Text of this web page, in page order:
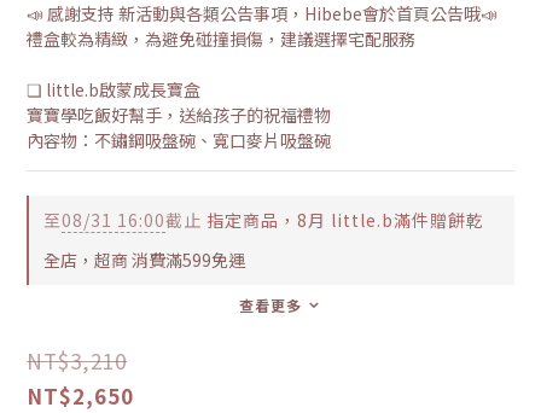
📣 感謝支持 新活動與各類公告事項，Hibebe會於首頁公告哦📣
禮盒較為精緻，為避免碰撞損傷，建議選擇宅配服務
❏ little.b啟蒙成長寶盒
寶寶學吃飯好幫手，送給孩子的祝福禮物
內容物：不鏽鋼吸盤碗、寬口麥片吸盤碗
至08/31 16:00截止 指定商品，8月 little.b滿件贈餅乾
全店，超商 消費滿599免運
查看更多
NT$3,210
NT$2,650